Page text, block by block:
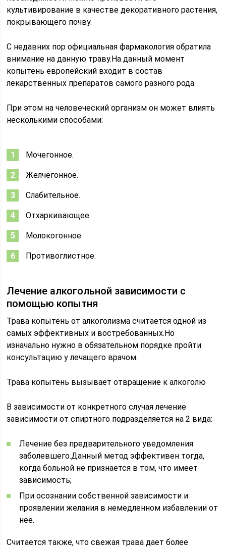
культивирование в качестве декоративного растения,
покрывающего почву.
С недавних пор официальная фармакология обратила
внимание на данную траву.На данный момент
копытень европейский входит в состав
лекарственных препаратов самого разного рода.
При этом на человеческий организм он может влиять
несколькими способами:
Мочегонное.
Желчегонное.
Слабительное.
Отхаркивающее.
Молокогонное.
Противоглистное.
Лечение алкогольной зависимости с
помощью копытня
Трава копытень от алкоголизма считается одной из
самых эффективных и востребованных.Но
изначально нужно в обязательном порядке пройти
консультацию у лечащего врачом.
Трава копытень вызывает отвращение к алкоголю
В зависимости от конкретного случая лечение
зависимости от спиртного подразделяется на 2 вида:
Лечение без предварительного уведомления
заболевшего.Данный метод эффективен тогда,
когда больной не признается в том, что имеет
зависимость;
При осознании собственной зависимости и
проявлении желания в немедленном избавлении от
нее.
Считается также, что свежая трава дает более